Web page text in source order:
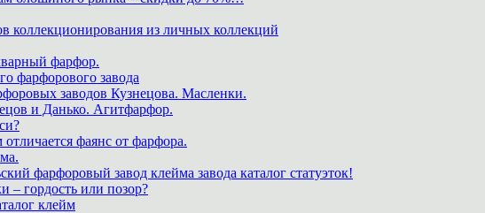
коллекционирования из личных коллекций
фарфор.
фарфорового завода
заводов Кузнецова. Масленки.
и Данько. Агитфарфор.
фаянс от фарфора.
фарфоровый завод клейма завода каталог статуэток!
– гордость или позор?
клейм